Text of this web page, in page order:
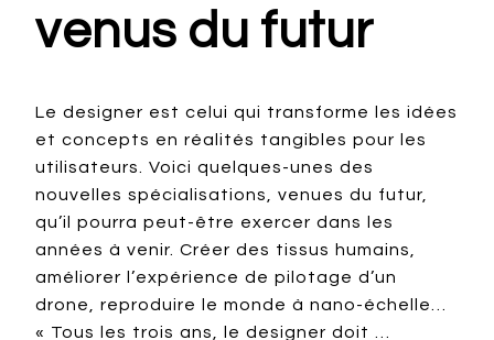
venus du futur
Le designer est celui qui transforme les idées
et concepts en réalités tangibles pour les
utilisateurs. Voici quelques-unes des
nouvelles spécialisations, venues du futur,
qu’il pourra peut-être exercer dans les
années à venir. Créer des tissus humains,
améliorer l’expérience de pilotage d’un
drone, reproduire le monde à nano-échelle…
« Tous les trois ans, le designer doit …